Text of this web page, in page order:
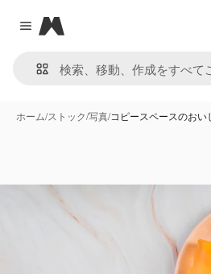
Close menu
Magnific
ホーム/ストック/写真/コピースペースのおい